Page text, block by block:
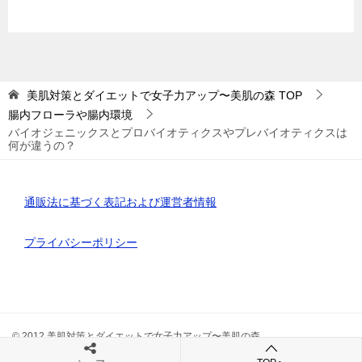
美肌対策とダイエットで女子力アップ〜美肌の森 TOP
腸内フローラや腸内環境
バイオジェニックスとプロバイオティクスやプレバイオティクスは
何が違うの？
通販法に基づく表記および運営者情報
プライバシーポリシー
© 2012 美肌対策とダイエットで女子力アップ〜美肌の森